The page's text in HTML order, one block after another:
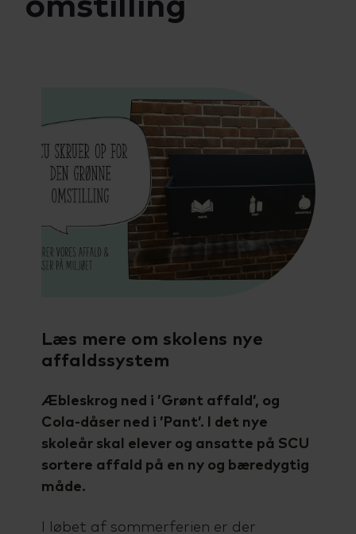
Læs mere om skolens nye
affaldssystem
Æbleskrog ned i ’Grønt affald’, og
Cola-dåser ned i ’Pant’. I det nye
skoleår skal elever og ansatte på SCU
sortere affald på en ny og bæredygtig
måde.
I løbet af sommerferien er der
Almen voksenuddannelse (AVU)
Talenttilbud